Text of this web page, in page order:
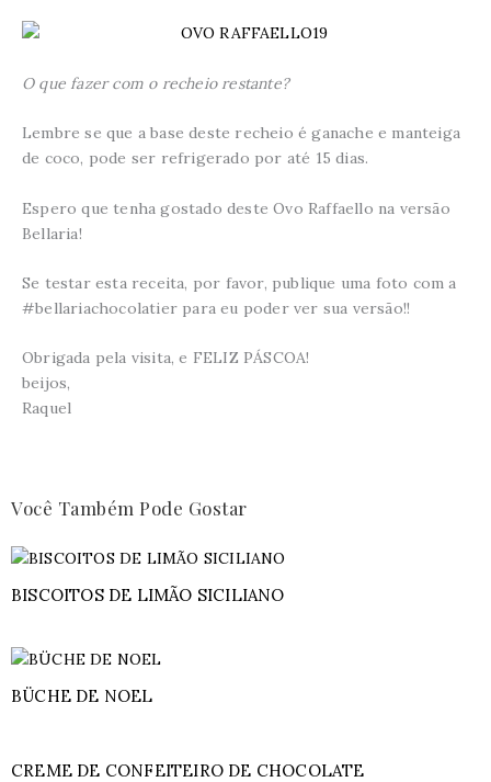
O que fazer com o recheio restante?
Lembre se que a base deste recheio é ganache e manteiga
de coco, pode ser refrigerado por até 15 dias.
Espero que tenha gostado deste Ovo Raffaello na versão
Bellaria!
Se testar esta receita, por favor, publique uma foto com a
#bellariachocolatier para eu poder ver sua versão!!
Obrigada pela visita, e FELIZ PÁSCOA!
beijos,
Raquel
Você Também Pode Gostar
BISCOITOS DE LIMÃO SICILIANO
BÜCHE DE NOEL
CREME DE CONFEITEIRO DE CHOCOLATE